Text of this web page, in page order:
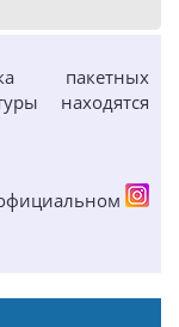
пакетных
находятся